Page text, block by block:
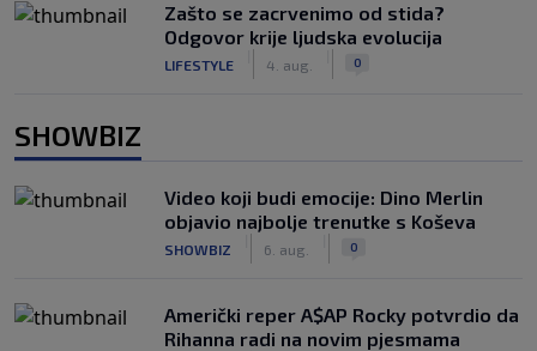
Zašto se zacrvenimo od stida?
Odgovor krije ljudska evolucija
LIFESTYLE 4. aug. 0
SHOWBIZ
Video koji budi emocije: Dino Merlin
objavio najbolje trenutke s Koševa
SHOWBIZ 6. aug. 0
Američki reper A$AP Rocky potvrdio da
Rihanna radi na novim pjesmama